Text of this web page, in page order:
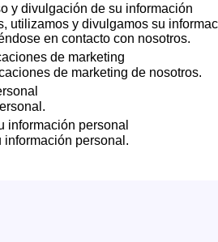
y divulgación de su información
utilizamos y divulgamos su
en contacto con nosotros.
de marketing
de marketing de nosotros.
información personal
personal.